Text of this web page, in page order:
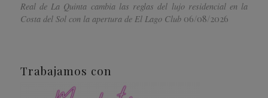
Real de La Quinta cambia las reglas del lujo residencial en la
Costa del Sol con la apertura de El Lago Club 06/08/2026
Trabajamos con